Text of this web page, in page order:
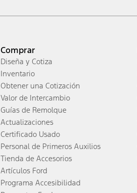
Comprar
Diseña y Cotiza
Inventario
Obtener una Cotización
Valor de Intercambio
Guías de Remolque
Actualizaciones
Certificado Usado
Personal de Primeros Auxilios
Tienda de Accesorios
Artículos Ford
Programa Accesibilidad